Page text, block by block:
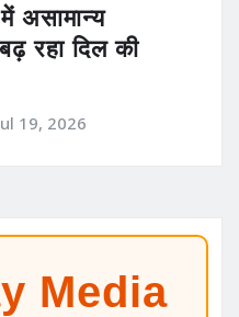
असामान्य
रहा दिल की
19, 2026
Media